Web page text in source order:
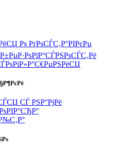
Рѕ РґРѕСЃС‚Р°РІРєРµ
СЃ РЅР°РјРё